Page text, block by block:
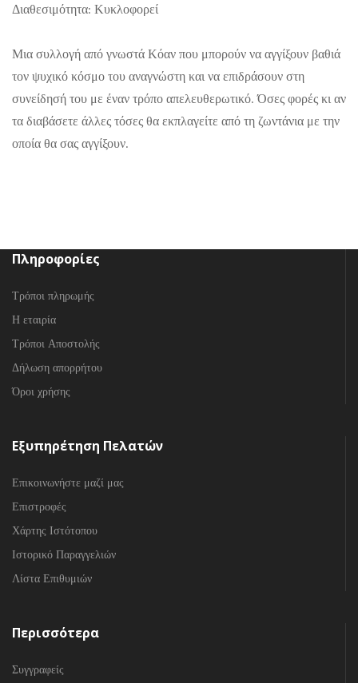
Διαθεσιμότητα: Κυκλοφορεί
Μια συλλογή από γνωστά Κόαν που μπορούν να αγγίξουν βαθιά
τον ψυχικό κόσμο του αναγνώστη και να επιδράσουν στη
συνείδησή του με έναν τρόπο απελευθερωτικό. Όσες φορές κι αν
τα διαβάσετε άλλες τόσες θα εκπλαγείτε από τη ζωντάνια με την
οποία θα σας αγγίξουν.
Πληροφορίες
Τρόποι πληρωμής
Η εταιρία
Τρόποι Αποστολής
Δήλωση απορρήτου
Όροι χρήσης
Εξυπηρέτηση Πελατών
Επικοινωνήστε μαζί μας
Επιστροφές
Χάρτης Ιστότοπου
Ιστορικό Παραγγελιών
Λίστα Επιθυμιών
Περισσότερα
Συγγραφείς